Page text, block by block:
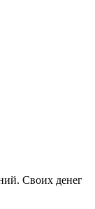
Своих денег